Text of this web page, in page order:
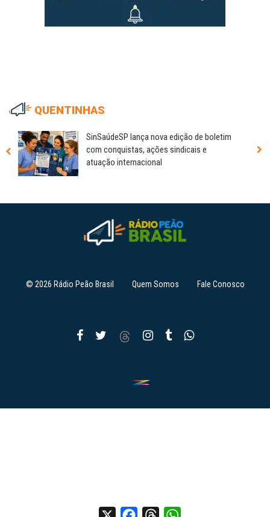
QUENTINHAS
SinSaúdeSP lança nova edição de boletim
com conquistas, ações sindicais e
atuação internacional
© 2026 Rádio Peão Brasil Quem Somos Fale Conosco
X FacebookThreadsWhatsApp